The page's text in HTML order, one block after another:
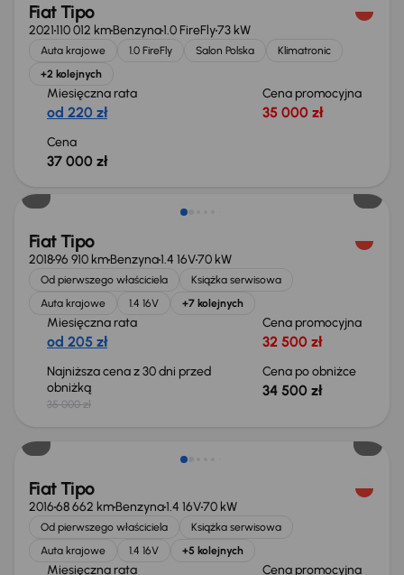
Fiat Tipo
2021110 012 kmBenzyna1.0 FireFly73 kW
Auta krajowe 1.0 FireFly Salon Polska
Klimatronic
+2 kolejnych
Miesięczna rata
od 220 zł
Cena promocyjna
35 000 zł
Cena
37 000 zł
Fiat Tipo
201896 910 kmBenzyna1.4 16V70 kW
Od pierwszego właściciela
Książka serwisowa
Auta krajowe
1.4 16V +7 kolejnych
Miesięczna rata
od 205 zł
Cena promocyjna
32 500 zł
Najniższa cena z 30 dni przed
obniżką
35 000 zł
Cena po obniżce
34 500 zł
Fiat Tipo
201668 662 kmBenzyna1.4 16V70 kW
Od pierwszego właściciela
Książka serwisowa
Auta krajowe
1.4 16V +5 kolejnych
Miesięczna rata Cena promocyjna